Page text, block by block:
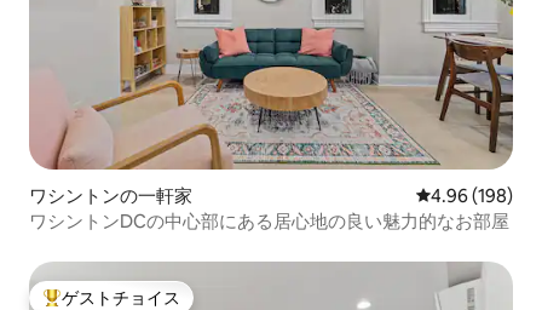
ワシントンの一軒家 レビュー198
4.96 (198)
ワシントンDCの中心部にある居心地の良い魅力的なお部屋
ゲストチョイス